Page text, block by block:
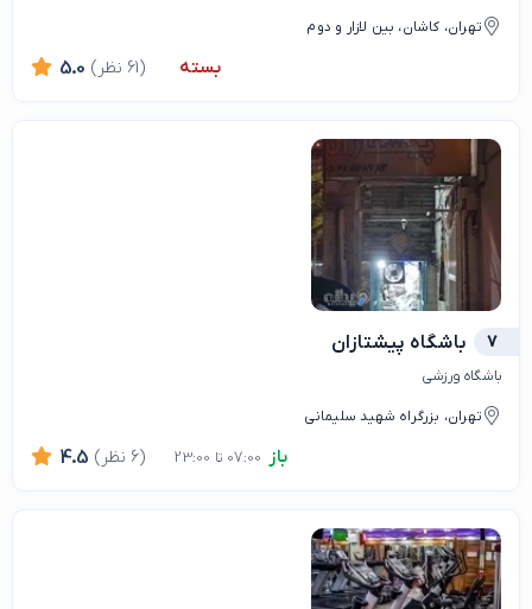
تهران، کاشان، بین لازار و دوم
بسته 5.0 (61 نظر)
7 باشگاه پیشتازان
باشگاه ورزشی
تهران، بزرگراه شهید سلیمانی
باز 4.5 (6 نظر)